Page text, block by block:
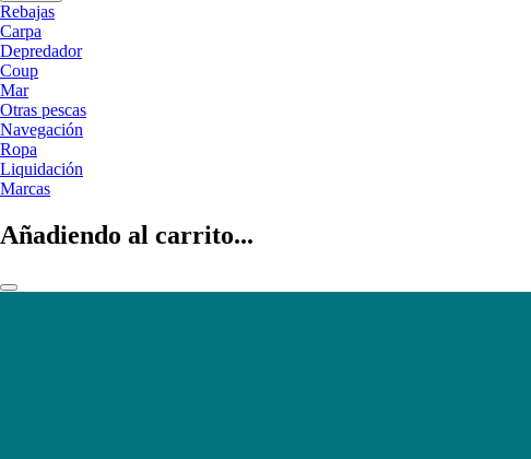
Rebajas
Carpa
Depredador
Coup
Mar
Otras pescas
Navegación
Ropa
Liquidación
Marcas
Añadiendo al carrito...